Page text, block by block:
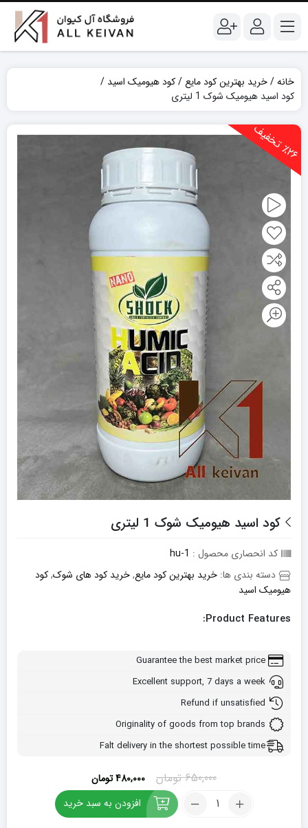
خانه خرید بهترین کود مایع
کود هیومیک اسید
کود اسید هیومیک شوک 1 لیتری
٪2
6
ت
خ
ف
یف
کود اسید هیومیک شوک 1 لیتری
کد انحصاری محصول : hu-1
دسته بندی ها: خرید بهترین کود مایع,خرید کود های شوک,کود
هیومیک اسید
Product Features:
Guarantee the best market price
Excellent support, 7 days a week
Refund if unsatisfied
Originality of goods from top brands
Falt delivery in the shortest possible time
650,000 تومان
قیمت
اصلی:
650,000 تومان
بود.
480,000تومان
فعلی:
480,000 تومان.
کود
اسید
افزودن به سبد خرید